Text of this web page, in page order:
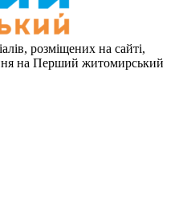
розміщених на сайті,
на Перший житомирський